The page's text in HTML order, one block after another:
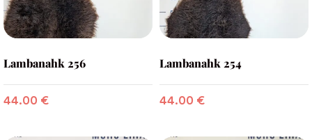
Lambanahk 256
44.00 €
Lambanahk 254
44.00 €